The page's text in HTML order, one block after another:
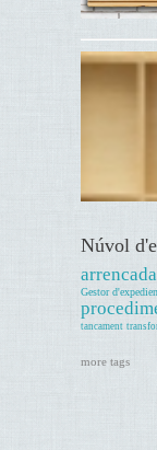
Núvol
arrencada
Gestor
tancament
more tags